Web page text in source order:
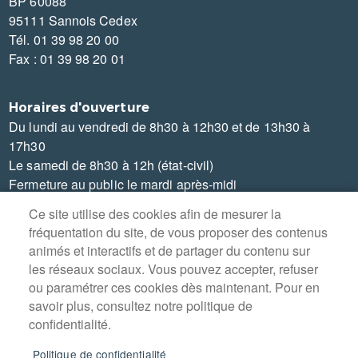
95111 Sannois Cedex
Tél. 01 39 98 20 00
Fax : 01 39 98 20 01
Horaires d'ouverture
Du lundi au vendredi de 8h30 à 12h30 et de 13h30 à
17h30
Le samedi de 8h30 à 12h (état-civil)
Fermeture au public le mardi après-midi
MENU
PIED
PAGE
PLAN DU SITE
CONTACT
Ce site utilise des cookies afin de mesurer la
fréquentation du site, de vous proposer des contenus
animés et interactifs et de partager du contenu sur
les réseaux sociaux. Vous pouvez accepter, refuser
ou paramétrer ces cookies dès maintenant. Pour en
savoir plus, consultez notre politique de
confidentialité.
Politique de confidentialité